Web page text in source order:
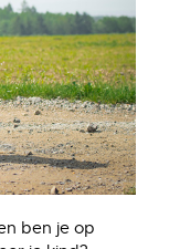
ben je op